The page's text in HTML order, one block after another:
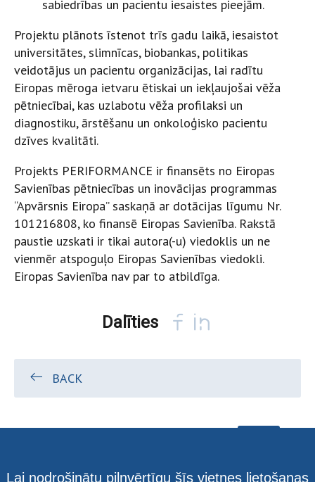
sabiedrības un pacientu iesaistes pieejām.
Projektu plānots īstenot trīs gadu laikā, iesaistot
universitātes, slimnīcas, biobankas, politikas
veidotājus un pacientu organizācijas, lai radītu
Eiropas mēroga ietvaru ētiskai un iekļaujošai vēža
pētniecībai, kas uzlabotu vēža profilaksi un
diagnostiku, ārstēšanu un onkoloģisko pacientu
dzīves kvalitāti.
Projekts PERIFORMANCE ir finansēts no Eiropas
Savienības pētniecības un inovācijas programmas
“Apvārsnis Eiropa” saskaņā ar dotācijas līgumu Nr.
101216808, ko finansē Eiropas Savienība. Rakstā
paustie uzskati ir tikai autora(-u) viedoklis un ne
vienmēr atspoguļo Eiropas Savienības viedokli.
Eiropas Savienība nav par to atbildīga.
Dalīties
BACK
Lai nodrošinātu pilnvērtīgu šīs vietnes lietošanas